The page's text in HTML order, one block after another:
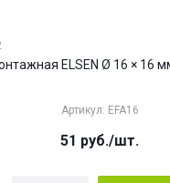
ELSEN Ø 16 × 16
Артикул: EFA16
51 руб./шт.